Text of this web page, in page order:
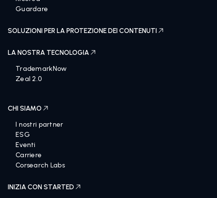
Guardare
SOLUZIONI PER LA PROTEZIONE DEI CONTENUTI
LA NOSTRA TECNOLOGIA
TrademarkNow
Zeal 2.0
CHI SIAMO
I nostri partner
ESG
Eventi
Carriere
Corsearch Labs
INIZIA CON STARTED